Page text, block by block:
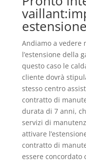
Andiamo a vedere
l’estensione della
questo caso le
cliente dovrà
stesso centro
contratto di
durata di 7 anni,
servizi di
attivare
contratto di
essere concordato